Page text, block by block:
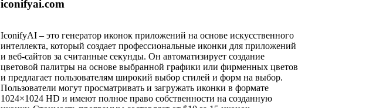
iconifyai.com
IconifyAI – это генератор иконок приложений на основе искусственного
интеллекта, который создает профессиональные иконки для приложений
и веб-сайтов за считанные секунды. Он автоматизирует создание
цветовой палитры на основе выбранной графики или фирменных цветов
и предлагает пользователям широкий выбор стилей и форм на выбор.
Пользователи могут просматривать и загружать иконки в формате
1024×1024 HD и имеют полное право собственности на созданную